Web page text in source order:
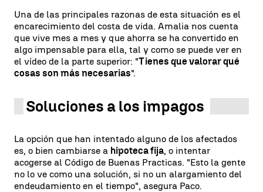
Una de las principales razonas de esta situación es el
encarecimiento del costa de vida. Amalia nos cuenta
que vive mes a mes y que ahorra se ha convertido en
algo impensable para ella, tal y como se puede ver en
el vídeo de la parte superior: "Tienes que valorar qué
cosas son más necesarias".
Soluciones a los impagos
La opción que han intentado alguno de los afectados
es, o bien cambiarse a hipoteca fija, o intentar
acogerse al Código de Buenas Practicas. "Esto la gente
no lo ve como una solución, si no un alargamiento del
endeudamiento en el tiempo", asegura Paco.